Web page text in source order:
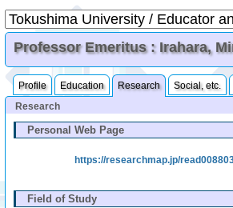
Professor Emeritus : Irahara,
Profile Education Research Social, etc.
Research
Personal Web Page
https://researchmap.jp/
Field of Study